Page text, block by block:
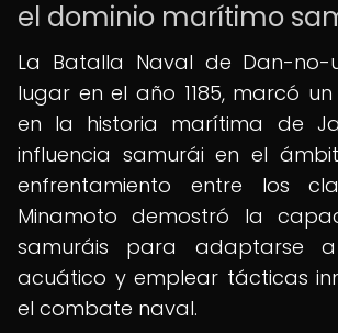
el dominio marítimo
La Batalla Naval de Dan-no-
lugar en el año 1185, marcó
en la historia marítima de
influencia samurái en el
enfrentamiento entre los
Minamoto demostró la
samuráis para adaptarse
acuático y emplear tácticas
el combate naval.